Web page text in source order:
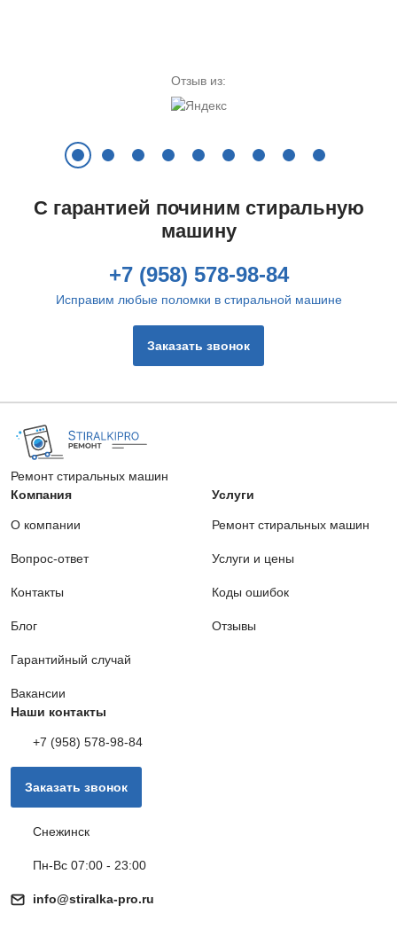
Отзыв из:
С гарантией починим стиральную
машину
+7 (958) 578-98-84
Исправим любые поломки в стиральной машине
Заказать звонок
Ремонт стиральных машин
Компания
О компании
Вопрос-ответ
Контакты
Блог
Гарантийный случай
Вакансии
Услуги
Ремонт стиральных машин
Услуги и цены
Коды ошибок
Отзывы
Наши контакты
+7 (958) 578-98-84
Заказать звонок
Снежинск
Пн-Вс 07:00 - 23:00
info@stiralka-pro.ru